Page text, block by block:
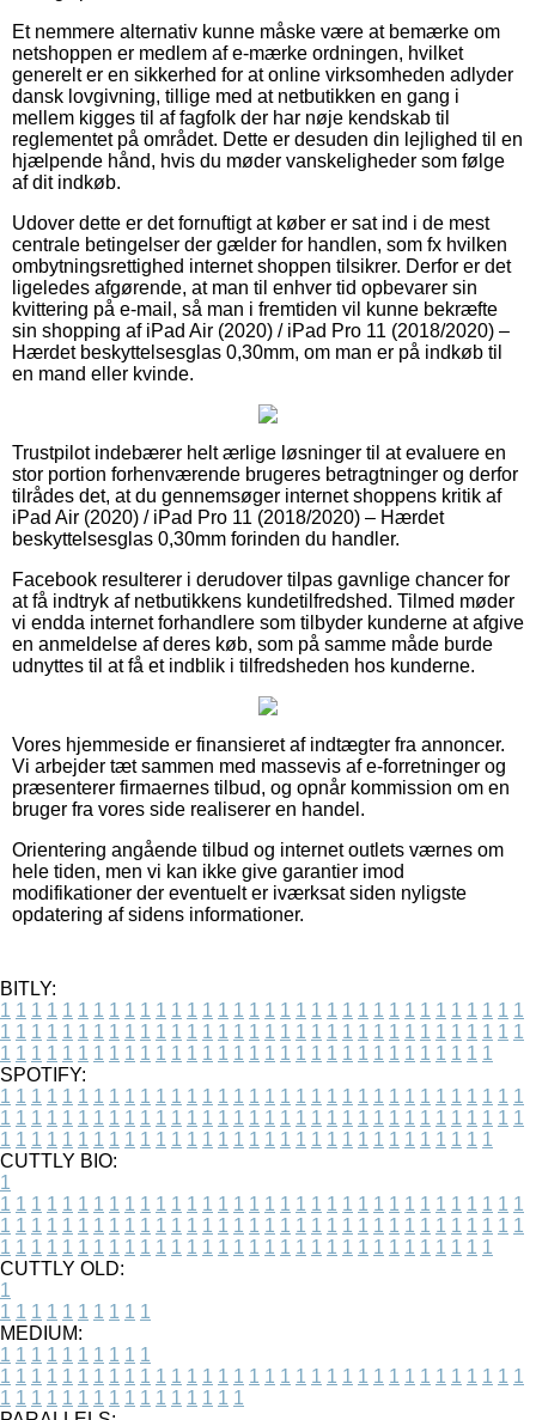
Et nemmere alternativ kunne måske være at bemærke om
netshoppen er medlem af e-mærke ordningen, hvilket
generelt er en sikkerhed for at online virksomheden adlyder
dansk lovgivning, tillige med at netbutikken en gang i
mellem kigges til af fagfolk der har nøje kendskab til
reglementet på området. Dette er desuden din lejlighed til en
hjælpende hånd, hvis du møder vanskeligheder som følge
af dit indkøb.
Udover dette er det fornuftigt at køber er sat ind i de mest
centrale betingelser der gælder for handlen, som fx hvilken
ombytningsrettighed internet shoppen tilsikrer. Derfor er det
ligeledes afgørende, at man til enhver tid opbevarer sin
kvittering på e-mail, så man i fremtiden vil kunne bekræfte
sin shopping af iPad Air (2020) / iPad Pro 11 (2018/2020) –
Hærdet beskyttelsesglas 0,30mm, om man er på indkøb til
en mand eller kvinde.
Trustpilot indebærer helt ærlige løsninger til at evaluere en
stor portion forhenværende brugeres betragtninger og derfor
tilrådes det, at du gennemsøger internet shoppens kritik af
iPad Air (2020) / iPad Pro 11 (2018/2020) – Hærdet
beskyttelsesglas 0,30mm forinden du handler.
Facebook resulterer i derudover tilpas gavnlige chancer for
at få indtryk af netbutikkens kundetilfredshed. Tilmed møder
vi endda internet forhandlere som tilbyder kunderne at afgive
en anmeldelse af deres køb, som på samme måde burde
udnyttes til at få et indblik i tilfredsheden hos kunderne.
Vores hjemmeside er finansieret af indtægter fra annoncer.
Vi arbejder tæt sammen med massevis af e-forretninger og
præsenterer firmaernes tilbud, og opnår kommission om en
bruger fra vores side realiserer en handel.
Orientering angående tilbud og internet outlets værnes om
hele tiden, men vi kan ikke give garantier imod
modifikationer der eventuelt er iværksat siden nyligste
opdatering af sidens informationer.
BITLY:
1 1 1 1 1 1 1 1 1 1 1 1 1 1 1 1 1 1 1 1 1 1 1 1 1 1 1 1 1 1 1 1 1 1
1 1 1 1 1 1 1 1 1 1 1 1 1 1 1 1 1 1 1 1 1 1 1 1 1 1 1 1 1 1 1 1 1 1
1 1 1 1 1 1 1 1 1 1 1 1 1 1 1 1 1 1 1 1 1 1 1 1 1 1 1 1 1 1 1 1
SPOTIFY:
1 1 1 1 1 1 1 1 1 1 1 1 1 1 1 1 1 1 1 1 1 1 1 1 1 1 1 1 1 1 1 1 1 1
1 1 1 1 1 1 1 1 1 1 1 1 1 1 1 1 1 1 1 1 1 1 1 1 1 1 1 1 1 1 1 1 1 1
1 1 1 1 1 1 1 1 1 1 1 1 1 1 1 1 1 1 1 1 1 1 1 1 1 1 1 1 1 1 1 1
CUTTLY BIO:
1
1 1 1 1 1 1 1 1 1 1 1 1 1 1 1 1 1 1 1 1 1 1 1 1 1 1 1 1 1 1 1 1 1 1
1 1 1 1 1 1 1 1 1 1 1 1 1 1 1 1 1 1 1 1 1 1 1 1 1 1 1 1 1 1 1 1 1 1
1 1 1 1 1 1 1 1 1 1 1 1 1 1 1 1 1 1 1 1 1 1 1 1 1 1 1 1 1 1 1 1
CUTTLY OLD:
1
1 1 1 1 1 1 1 1 1 1
MEDIUM:
1 1 1 1 1 1 1 1 1 1
1 1 1 1 1 1 1 1 1 1 1 1 1 1 1 1 1 1 1 1 1 1 1 1 1 1 1 1 1 1 1 1 1 1
1 1 1 1 1 1 1 1 1 1 1 1 1 1 1 1